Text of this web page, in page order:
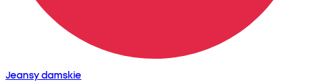
Jeansy damskie